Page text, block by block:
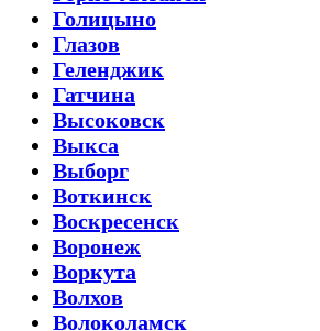
Голицыно
Глазов
Геленджик
Гатчина
Высоковск
Выкса
Выборг
Воткинск
Воскресенск
Воронеж
Воркута
Волхов
Волоколамск